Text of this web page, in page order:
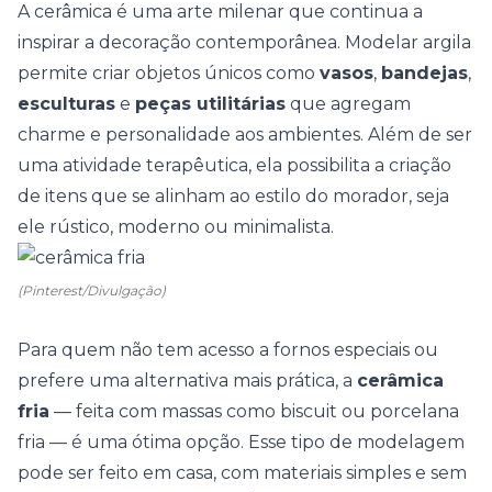
Acerâmica é uma arte milenar que continua a
inspirar a decoração contemporânea. Modelar argila
permite criar objetos únicos como vasos, bandejas,
esculturas e peças utilitárias que agregam
charme e personalidade aos ambientes. Além de ser
uma atividade terapêutica, ela possibilita a criação
de itens que se alinham ao estilo do morador, seja
ele rústico, moderno ou minimalista.
(Pinterest/Divulgação)
Para quem não tem acesso a fornos especiais ou
prefere uma alternativa mais prática, a cerâmica
fria — feita com massas como biscuit ou porcelana
fria — é uma ótima opção. Esse tipo de modelagem
pode ser feito em casa, com materiais simples e sem